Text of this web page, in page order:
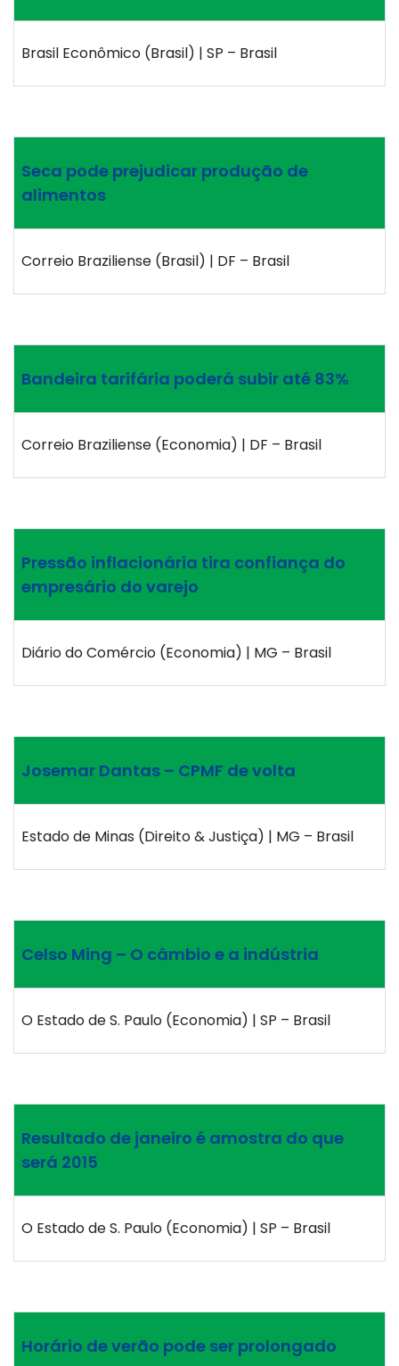
Brasil Econômico (Brasil) | SP – Brasil
Seca pode prejudicar produção de
alimentos
Correio Braziliense (Brasil) | DF – Brasil
Bandeira tarifária poderá subir até 83%
Correio Braziliense (Economia) | DF – Brasil
Pressão inflacionária tira confiança do
empresário do varejo
Diário do Comércio (Economia) | MG – Brasil
Josemar Dantas – CPMF de volta
Estado de Minas (Direito & Justiça) | MG – Brasil
Celso Ming – O câmbio e a indústria
O Estado de S. Paulo (Economia) | SP – Brasil
Resultado de janeiro é amostra do que
será 2015
O Estado de S. Paulo (Economia) | SP – Brasil
Horário de verão pode ser prolongado